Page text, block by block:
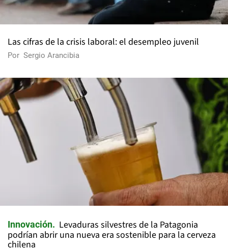
Las cifras de la crisis laboral: el desempleo juvenil
Por Sergio Arancibia
Innovación
Levaduras silvestres de la Patagonia
podrían abrir una nueva era sostenible para la cerveza
chilena